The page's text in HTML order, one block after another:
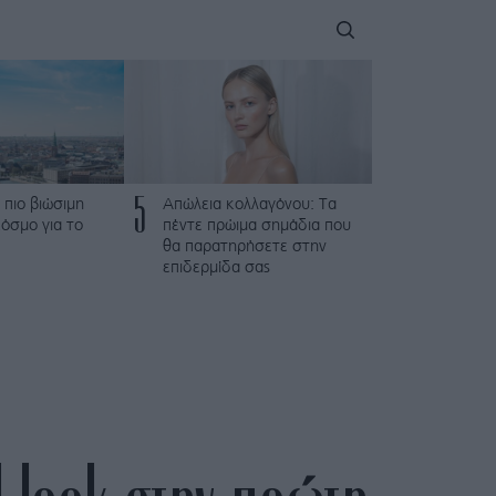
βιώσιμη
για το
5
Απώλεια κολλαγόνου: Τα
πέντε πρώιμα σημάδια που
θα παρατηρήσετε στην
επιδερμίδα σας